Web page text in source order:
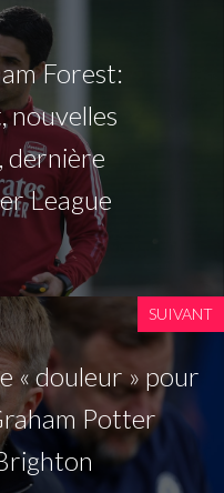
Forest:
nouvelles
dernière
League
SUIVANT
« douleur » pour
Potter